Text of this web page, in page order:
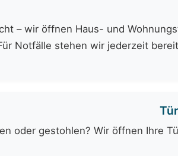
– wir öffnen Haus- und
Notfälle stehen wir jederzeit
oder gestohlen? Wir öffnen Ihre